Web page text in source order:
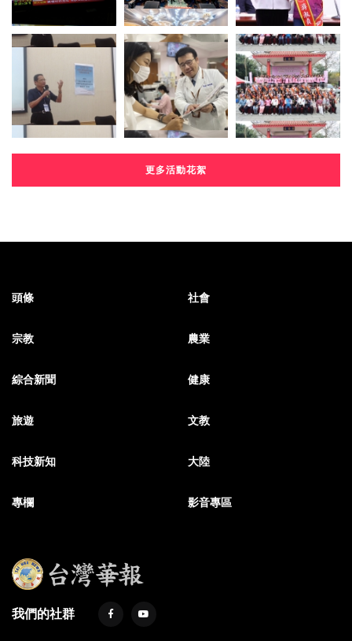
更多活動花絮
頭條 社會
宗教 農業
綜合新聞 健康
旅遊 文教
科技新知 大陸
專欄 影音專區
我們的社群